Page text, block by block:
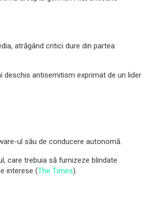
atrăgând critici dure din partea
deschis antisemitism exprimat de un lider
ul său de conducere autonomă.
care trebuia să furnizeze blindate
interese (The Times).